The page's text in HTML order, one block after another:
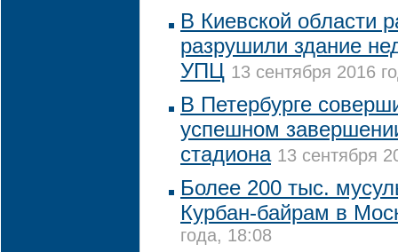
В Киевской области
разрушили здание
УПЦ 13 сентября 2016
В Петербурге
успешном
стадиона 13 сентября
Более 200 тыс.
Курбан-байрам в
года, 18:08